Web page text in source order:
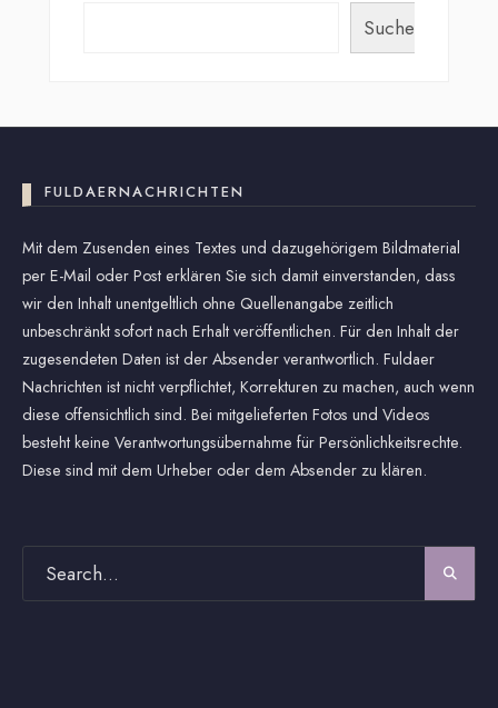
Suchen
FULDAERNACHRICHTEN
Mit dem Zusenden eines Textes und dazugehörigem Bildmaterial
per E-Mail oder Post erklären Sie sich damit einverstanden, dass
wir den Inhalt unentgeltlich ohne Quellenangabe zeitlich
unbeschränkt sofort nach Erhalt veröffentlichen. Für den Inhalt der
zugesendeten Daten ist der Absender verantwortlich. Fuldaer
Nachrichten ist nicht verpflichtet, Korrekturen zu machen, auch wenn
diese offensichtlich sind. Bei mitgelieferten Fotos und Videos
besteht keine Verantwortungsübernahme für Persönlichkeitsrechte.
Diese sind mit dem Urheber oder dem Absender zu klären.